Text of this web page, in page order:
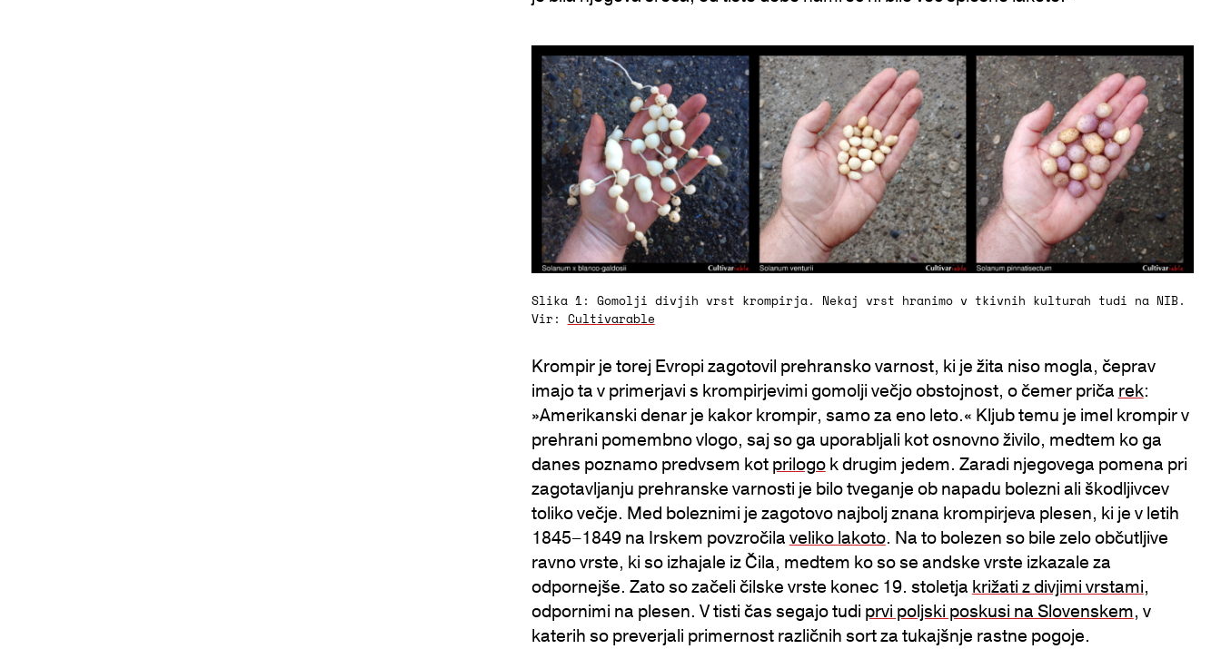
Slika 1: Gomolji divjih vrst krompirja. Nekaj vrst hranimo v tkivnih kulturah tudi na NIB.
Vir: Cultivarable
Krompir je torej Evropi zagotovil prehransko varnost, ki je žita niso mogla, čeprav
imajo ta v primerjavi s krompirjevimi gomolji večjo obstojnost, o čemer priča rek:
»Amerikanski denar je kakor krompir, samo za eno leto.« Kljub temu je imel krompir v
prehrani pomembno vlogo, saj so ga uporabljali kot osnovno živilo, medtem ko ga
danes poznamo predvsem kotprilogok drugim jedem. Zaradi njegovega pomena pri
zagotavljanju prehranske varnosti je bilo tveganje ob napadu bolezni ali škodljivcev
toliko večje. Med boleznimi je zagotovo najbolj znana krompirjeva plesen, ki je v letih
1845–1849 na Irskem povzročilaveliko lakoto. Na to bolezen so bile zelo občutljive
ravno vrste, ki so izhajale iz Čila, medtem ko so se andske vrste izkazale za
odpornejše. Zato so začeli čilske vrste konec 19. stoletja križati z divjimi vrstami,
odpornimi na plesen. V tisti čas segajo tudi prvi poljski poskusi na Slovenskem, v
katerih so preverjali primernost različnih sort za tukajšnje rastne pogoje.